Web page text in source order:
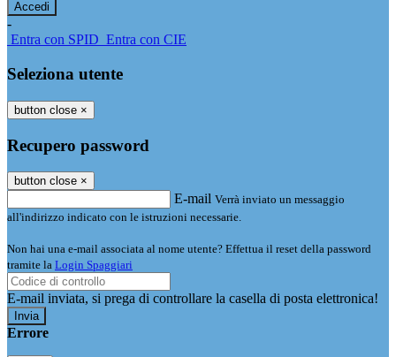
-
Entra con SPID Entra con CIE
Seleziona utente
button close ×
Recupero password
button close ×
E-mail Verrà inviato un messaggio
all'indirizzo indicato con le istruzioni necessarie.
Non hai una e-mail associata al nome utente? Effettua il reset della password
tramite la Login Spaggiari
E-mail inviata, si prega di controllare la casella di posta elettronica!
Errore